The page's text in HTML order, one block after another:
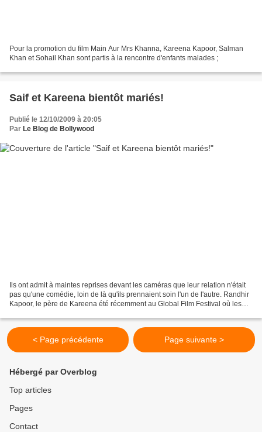
Pour la promotion du film Main Aur Mrs Khanna, Kareena Kapoor, Salman
Khan et Sohail Khan sont partis à la rencontre d'enfants malades ;
Saif et Kareena bientôt mariés!
Publié le 12/10/2009 à 20:05
Par Le Blog de Bollywood
Ils ont admit à maintes reprises devant les caméras que leur relation n'était
pas qu'une comédie, loin de là qu'ils prennaient soin l'un de l'autre. Randhir
Kapoor, le père de Kareena été récemment au Global Film Festival où les
< Page précédente Page suivante >
Hébergé par Overblog
Top articles
Pages
Contact